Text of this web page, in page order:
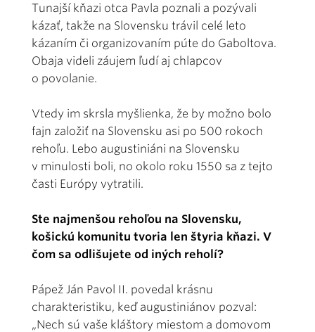
Tunajší kňazi otca Pavla poznali a pozývali
kázať, takže na Slovensku trávil celé leto
kázaním či organizovaním púte do Gaboltova.
Obaja videli záujem ľudí aj chlapcov
o povolanie.
Vtedy im skrsla myšlienka, že by možno bolo
fajn založiť na Slovensku asi po 500 rokoch
rehoľu. Lebo augustiniáni na Slovensku
v minulosti boli, no okolo roku 1550 sa z tejto
časti Európy vytratili.
Ste najmenšou rehoľou na Slovensku,
košickú komunitu tvoria len štyria kňazi. V
čom sa odlišujete od iných reholí?
Pápež Ján Pavol II. povedal krásnu
charakteristiku, keď augustiniánov pozval:
„Nech sú vaše kláštory miestom a domovom